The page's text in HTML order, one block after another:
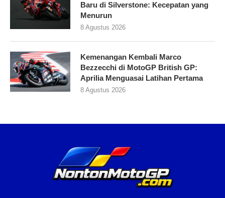
Baru di Silverstone: Kecepatan yang
Menurun
8 Agustus 2026
Kemenangan Kembali Marco
Bezzecchi di MotoGP British GP:
Aprilia Menguasai Latihan Pertama
8 Agustus 2026